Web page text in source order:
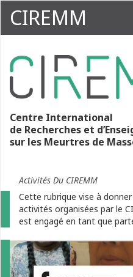
CIREMM
Centre International
de Recherches et
sur les Meurtres de
Activités Du CIREMM
Cette rubrique vise à
activités organisées par le
est engagé en tant que